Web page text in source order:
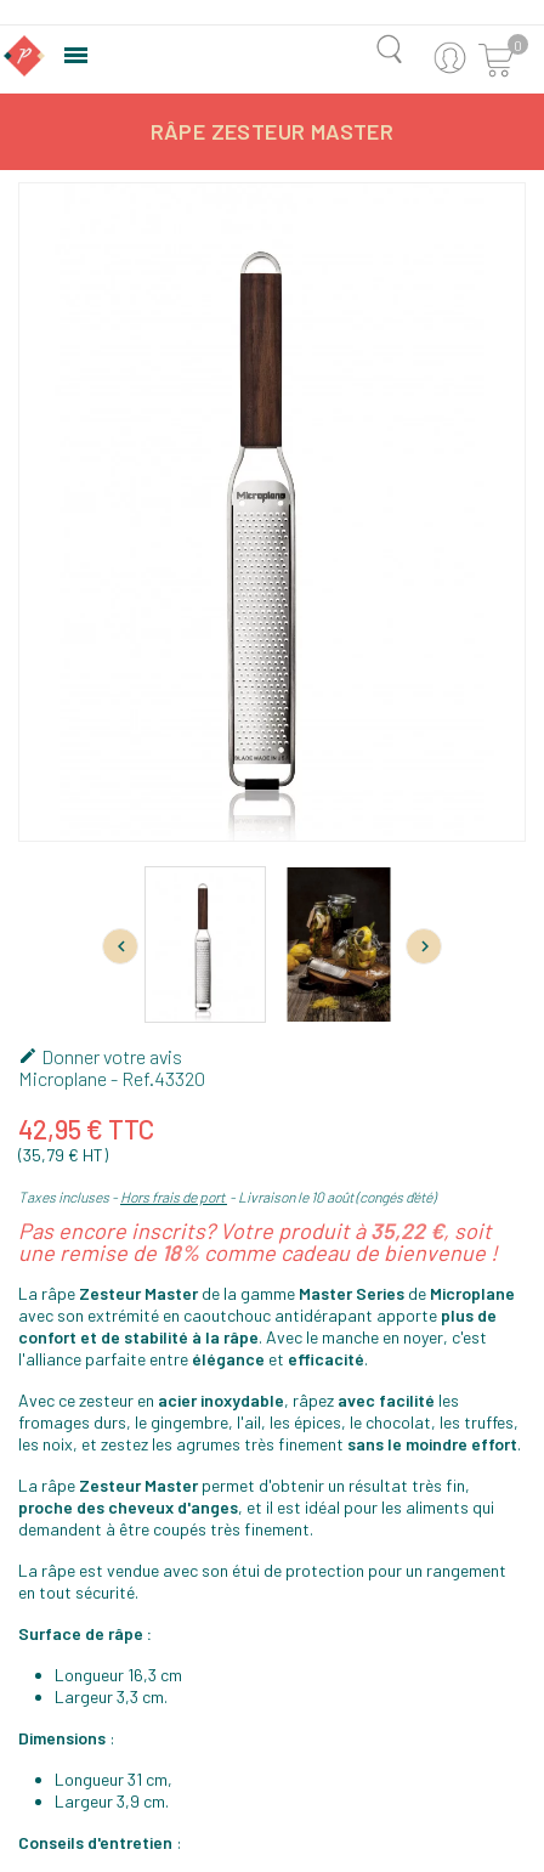
 0
RÂPE ZESTEUR MASTER
 
 Donner votre avis
Microplane - Ref.43320
42,95 € TTC
(35,79 € HT)
Taxes incluses Hors frais de port Livraison le 10 août (congés d'été)
Pas encore inscrits? Votre produit à35,22 €, soit
une remise de 18% comme cadeau de bienvenue !
La râpe Zesteur Masterde la gamme Master Series de Microplane
avec son extrémité en caoutchouc antidérapant apporte plus de
confort et de stabilité à la râpe. Avec le manche en noyer, c'est
l'alliance parfaite entre élégance et efficacité.
Avec ce zesteur en acier inoxydable, râpez avec facilité les
fromages durs, le gingembre, l'ail, les épices, le chocolat, les truffes,
les noix, et zestez les agrumes très finement sans le moindre effort.
La râpe Zesteur Masterpermet d'obtenir un résultat très fin,
proche des cheveux d'anges, et il est idéal pour les aliments qui
demandent à être coupés très finement.
La râpe est vendue avec son étui de protection pour un rangement
en tout sécurité.
Surface de râpe :
Longueur 16,3 cm
Largeur 3,3 cm.
Dimensions :
Longueur 31 cm,
Largeur 3,9 cm.
Conseils d'entretien :